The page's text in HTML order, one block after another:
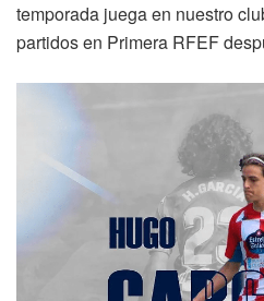
temporada juega en nuestro
partidos en Primera RFEF